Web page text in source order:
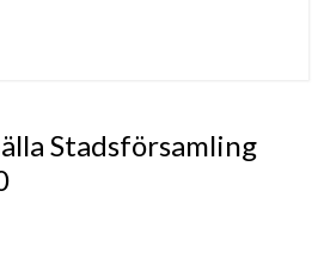
Stadsförsamling